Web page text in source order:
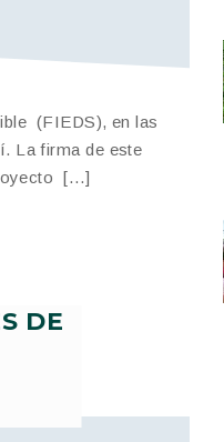
(FIEDS), en las
La firma de este
[…]
DE